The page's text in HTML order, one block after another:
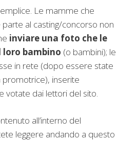
Le mamme che
al casting/concorso non
inviare una foto che le
bambino (o bambini); le
in rete (dopo essere state
promotrice), inserite
votate dai lettori del sito.
all’interno del
leggere andando a questo